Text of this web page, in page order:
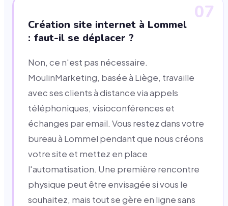
07
Création site internet à Lommel
: faut-il se déplacer ?
Non, ce n'est pas nécessaire.
MoulinMarketing, basée à Liège, travaille
avec ses clients à distance via appels
téléphoniques, visioconférences et
échanges par email. Vous restez dans votre
bureau à Lommel pendant que nous créons
votre site et mettez en place
l'automatisation. Une première rencontre
physique peut être envisagée si vous le
souhaitez, mais tout se gère en ligne sans